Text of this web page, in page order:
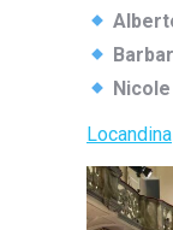
Locandina